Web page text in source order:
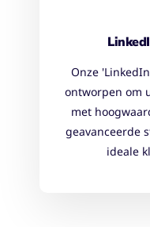
Onze
ontworpen om
met
geavanceerde
ideale